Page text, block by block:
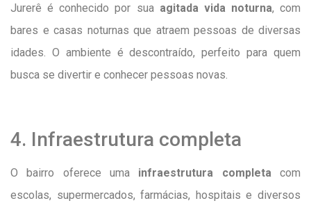
Jurerê é conhecido por sua agitada vida noturna, com
bares e casas noturnas que atraem pessoas de diversas
idades. O ambiente é descontraído, perfeito para quem
busca se divertir e conhecer pessoas novas.
4. Infraestrutura completa
O bairro oferece uma infraestrutura completacom
escolas, supermercados, farmácias, hospitais e diversos